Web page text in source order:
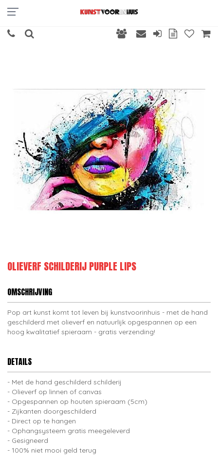
OLIEVERF SCHILDERIJ PURPLE LIPS
OMSCHRIJVING
Pop art kunst komt tot leven bij kunstvoorinhuis - met de hand
geschilderd met olieverf en natuurlijk opgespannen op een
hoog kwalitatief spieraam - gratis verzending!
DETAILS
Met de hand geschilderd schilderij
Olieverf op linnen of canvas
Opgespannen op houten spieraam (5cm)
Zijkanten doorgeschilderd
Direct op te hangen
Ophangsysteem gratis meegeleverd
Gesigneerd
100% niet mooi geld terug